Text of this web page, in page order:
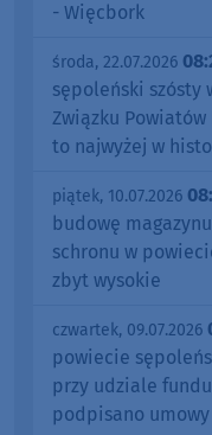
- Więcbork
środa, 22.07.2026
sępoleński szósty
Związku
to najwyżej w
piątek, 10.07.2026
budowę
schronu w
zbyt wysokie
czwartek, 09.07.2026
powiecie
przy udziale
podpisano umowy